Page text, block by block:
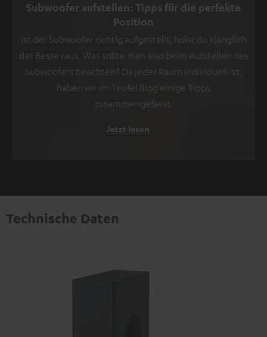
Subwoofer aufstellen: Tipps für die perfekte
Position
Ist der Subwoofer richtig aufgestellt, holst du klanglich
das Beste raus. Was sollte man also beim Aufstellen des
Subwoofers beachten? Da jeder Raum individuell ist,
haben wir im Teufel Blog einige Tipps
zusammengefasst.
Jetzt lesen
Technische Daten